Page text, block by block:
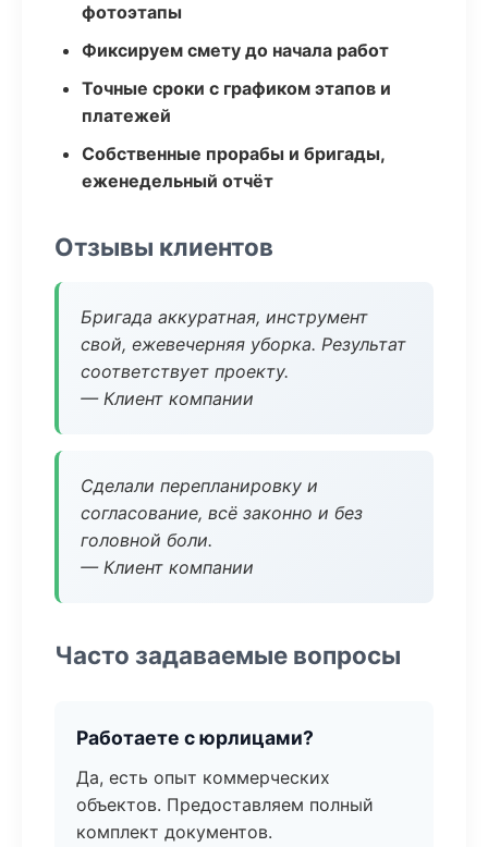
фотоэтапы
Фиксируем смету до начала работ
Точные сроки с графиком этапов и
платежей
Собственные прорабы и бригады,
еженедельный отчёт
Отзывы клиентов
Бригада аккуратная, инструмент
свой, ежевечерняя уборка. Результат
соответствует проекту.
— Клиент компании
Сделали перепланировку и
согласование, всё законно и без
головной боли.
— Клиент компании
Часто задаваемые вопросы
Работаете с юрлицами?
Да, есть опыт коммерческих
объектов. Предоставляем полный
комплект документов.